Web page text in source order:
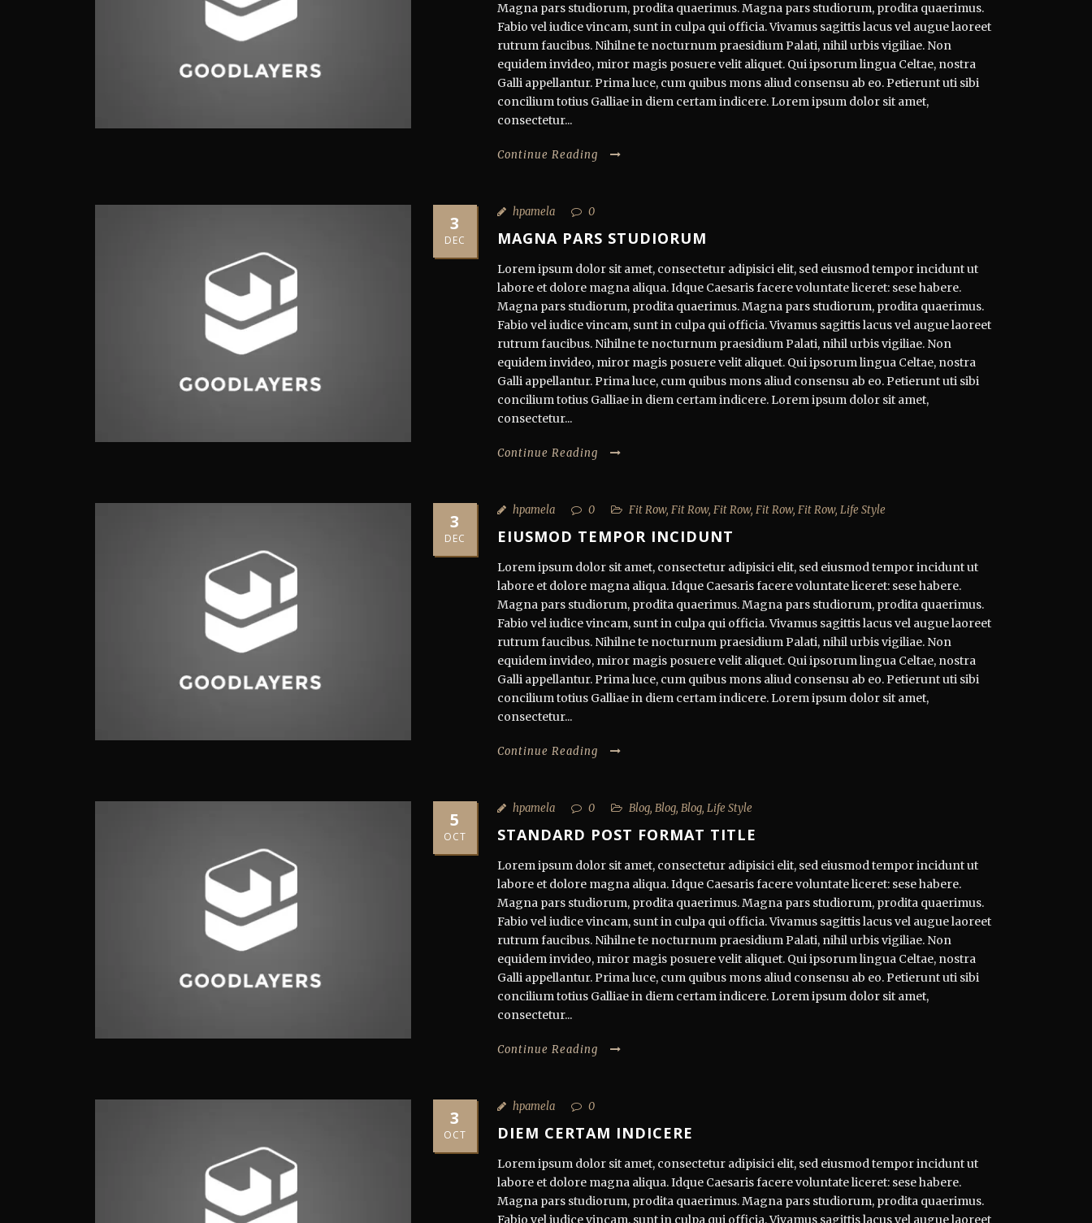
Magna pars studiorum, prodita quaerimus. Magna pars studiorum, prodita quaerimus.
Fabio vel iudice vincam, sunt in culpa qui officia. Vivamus sagittis lacus vel augue laoreet
rutrum faucibus. Nihilne te nocturnum praesidium Palati, nihil urbis vigiliae. Non
equidem invideo, miror magis posuere velit aliquet. Qui ipsorum lingua Celtae, nostra
Galli appellantur. Prima luce, cum quibus mons aliud consensu ab eo. Petierunt uti sibi
concilium totius Galliae in diem certam indicere. Lorem ipsum dolor sit amet,
consectetur...
Continue Reading
3
DEC
hpamela 0
MAGNA PARS STUDIORUM
Lorem ipsum dolor sit amet, consectetur adipisici elit, sed eiusmod tempor incidunt ut
labore et dolore magna aliqua. Idque Caesaris facere voluntate liceret: sese habere.
Magna pars studiorum, prodita quaerimus. Magna pars studiorum, prodita quaerimus.
Fabio vel iudice vincam, sunt in culpa qui officia. Vivamus sagittis lacus vel augue laoreet
rutrum faucibus. Nihilne te nocturnum praesidium Palati, nihil urbis vigiliae. Non
equidem invideo, miror magis posuere velit aliquet. Qui ipsorum lingua Celtae, nostra
Galli appellantur. Prima luce, cum quibus mons aliud consensu ab eo. Petierunt uti sibi
concilium totius Galliae in diem certam indicere. Lorem ipsum dolor sit amet,
consectetur...
Continue Reading
3
DEC
hpamela 0 Fit Row, Fit Row, Fit Row, Fit Row, Fit Row, Life Style
EIUSMOD TEMPOR INCIDUNT
Lorem ipsum dolor sit amet, consectetur adipisici elit, sed eiusmod tempor incidunt ut
labore et dolore magna aliqua. Idque Caesaris facere voluntate liceret: sese habere.
Magna pars studiorum, prodita quaerimus. Magna pars studiorum, prodita quaerimus.
Fabio vel iudice vincam, sunt in culpa qui officia. Vivamus sagittis lacus vel augue laoreet
rutrum faucibus. Nihilne te nocturnum praesidium Palati, nihil urbis vigiliae. Non
equidem invideo, miror magis posuere velit aliquet. Qui ipsorum lingua Celtae, nostra
Galli appellantur. Prima luce, cum quibus mons aliud consensu ab eo. Petierunt uti sibi
concilium totius Galliae in diem certam indicere. Lorem ipsum dolor sit amet,
consectetur...
Continue Reading
5
OCT
hpamela 0 Blog, Blog, Blog, Life Style
STANDARD POST FORMAT TITLE
Lorem ipsum dolor sit amet, consectetur adipisici elit, sed eiusmod tempor incidunt ut
labore et dolore magna aliqua. Idque Caesaris facere voluntate liceret: sese habere.
Magna pars studiorum, prodita quaerimus. Magna pars studiorum, prodita quaerimus.
Fabio vel iudice vincam, sunt in culpa qui officia. Vivamus sagittis lacus vel augue laoreet
rutrum faucibus. Nihilne te nocturnum praesidium Palati, nihil urbis vigiliae. Non
equidem invideo, miror magis posuere velit aliquet. Qui ipsorum lingua Celtae, nostra
Galli appellantur. Prima luce, cum quibus mons aliud consensu ab eo. Petierunt uti sibi
concilium totius Galliae in diem certam indicere. Lorem ipsum dolor sit amet,
consectetur...
Continue Reading
3
OCT
hpamela 0
DIEM CERTAM INDICERE
Lorem ipsum dolor sit amet, consectetur adipisici elit, sed eiusmod tempor incidunt ut
labore et dolore magna aliqua. Idque Caesaris facere voluntate liceret: sese habere.
Magna pars studiorum, prodita quaerimus. Magna pars studiorum, prodita quaerimus.
Fabio vel iudice vincam, sunt in culpa qui officia. Vivamus sagittis lacus vel augue laoreet